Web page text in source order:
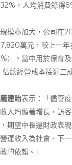
，人均消費錄得
模亦加大，公司在
萬元，較上一年
）。當中用於保育
總經營成本接近三
建貽表示：「儘管
入均顯著增長，訪
期望中長遠財政表
運收入為社會、下
的依賴。」